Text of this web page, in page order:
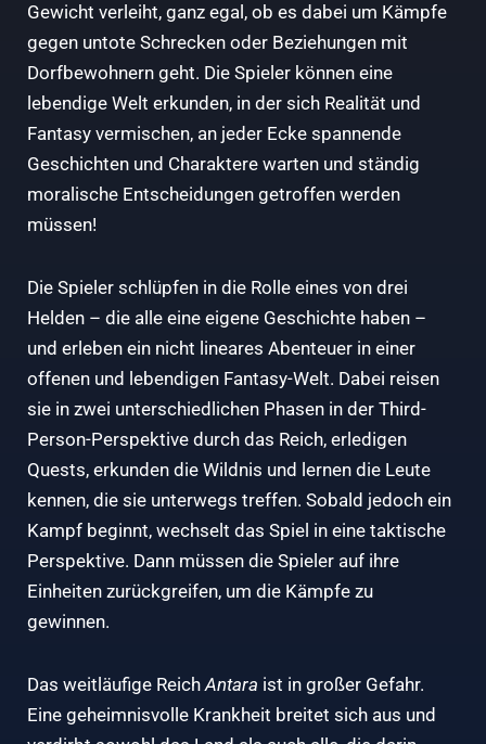
Gewicht verleiht, ganz egal, ob es dabei um Kämpfe
gegen untote Schrecken oder Beziehungen mit
Dorfbewohnern geht. Die Spieler können eine
lebendige Welt erkunden, in der sich Realität und
Fantasy vermischen, an jeder Ecke spannende
Geschichten und Charaktere warten und ständig
moralische Entscheidungen getroffen werden
müssen!
Die Spieler schlüpfen in die Rolle eines von drei
Helden – die alle eine eigene Geschichte haben –
und erleben ein nicht lineares Abenteuer in einer
offenen und lebendigen Fantasy-Welt. Dabei reisen
sie in zwei unterschiedlichen Phasen in der Third-
Person-Perspektive durch das Reich, erledigen
Quests, erkunden die Wildnis und lernen die Leute
kennen, die sie unterwegs treffen. Sobald jedoch ein
Kampf beginnt, wechselt das Spiel in eine taktische
Perspektive. Dann müssen die Spieler auf ihre
Einheiten zurückgreifen, um die Kämpfe zu
gewinnen.
Das weitläufige ReichAntara ist in großer Gefahr.
Eine geheimnisvolle Krankheit breitet sich aus und